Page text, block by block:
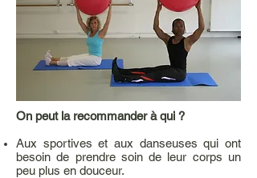
On peut la recommander à qui ?
Aux sportives et aux danseuses qui ont
besoin de prendre soin de leur corps un
peu plus en douceur.